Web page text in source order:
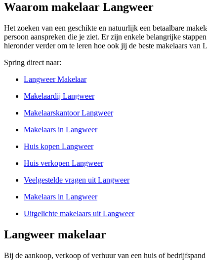
Waarom makelaar Langweer
Het zoeken van een geschikte en natuurlijk een betaalbare
persoon aanspreken die je ziet. Er zijn enkele belangrijke
hieronder verder om te leren hoe ook jij de beste makelaars van
Spring direct naar:
Langweer Makelaar
Makelaardij Langweer
Makelaarskantoor Langweer
Makelaars in Langweer
Huis kopen Langweer
Huis verkopen Langweer
Veelgestelde vragen uit Langweer
Makelaars in Langweer
Uitgelichte makelaars uit Langweer
Langweer makelaar
Bij de aankoop, verkoop of verhuur van een huis of